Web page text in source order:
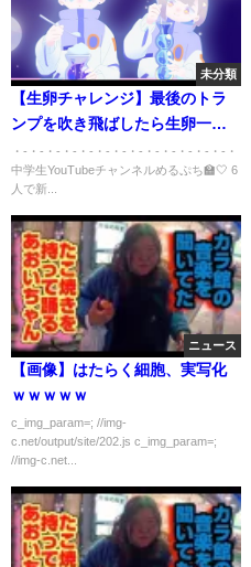
未分類
【生卵チャレンジ】最後のトラ
ンプを吹き飛ばしたら生卵一気
飲み！？ #shorts
・-・-・-・-・-・-・-・-・-・-・-・-・-・
中学生YouTubeチャンネルめるぷち🏫🤍 6
人で新...
ニュース
【画像】はたらく細胞、実写化
ｗｗｗｗｗ
c_img_param=; //img-
c.net/output/site/202.js c_img_param=;
//img-c.net...